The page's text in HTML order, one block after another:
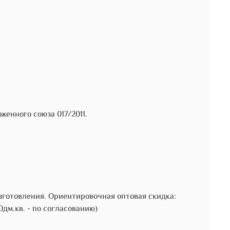
союза 017/2011.
Ориентировочная оптовая скидка:
- по согласованию)